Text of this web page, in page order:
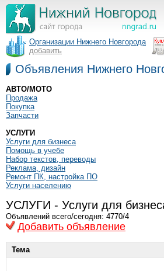
Организации Нижнего Новгорода
добавить
Объявления Нижнего
АВТО/МОТО
Продажа
Покупка
Запчасти
УСЛУГИ
Услуги для бизнеса
Помощь в учебе
Набор текстов, переводы
Реклама, дизайн
Ремонт ПК, настройка ПО
Услуги населению
УСЛУГИ - Услуги для
Объявлений всего/сегодня: 4770/4
Добавить объявление
Тема